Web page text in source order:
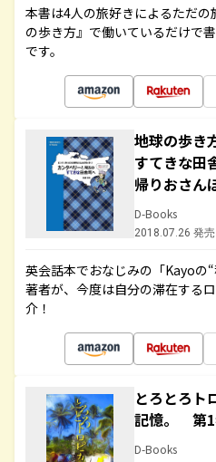
本書は4人の旅好きによるただ
の歩き方』で働いているだけで
です。
地球の歩き
すてきな田
帰りおさん
D-Books
2018.07.26 発売
英会話本でおなじみの「Kayoの
著者が、今度は自分の滞在する
介！
とろとろ
記憶。 第
D-Books